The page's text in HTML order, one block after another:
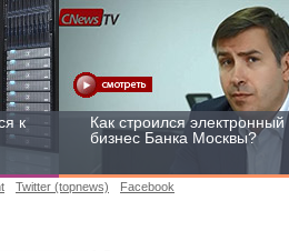
к
Как строился электронный
бизнес Банка Москвы?
Twitter (topnews) Facebook